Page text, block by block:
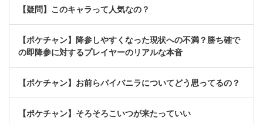
【疑問】このキャラって人気なの？
【ポケチャン】降参しやすくなった現状への不満？勝ち確で
の即降参に対するプレイヤーのリアルな本音
【ポケチャン】お前らバイバニラについてどう思ってるの？
【ポケチャン】そろそろこいつが来たっていい